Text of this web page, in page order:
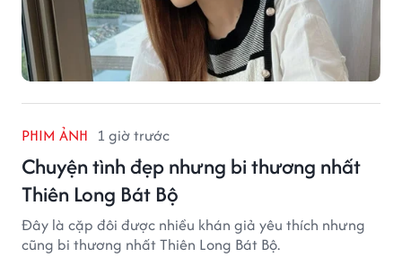
PHIM ẢNH 1 giờ trước
Chuyện tình đẹp nhưng bi thương nhất
Thiên Long Bát Bộ
Đây là cặp đôi được nhiều khán giả yêu thích nhưng
cũng bi thương nhất Thiên Long Bát Bộ.